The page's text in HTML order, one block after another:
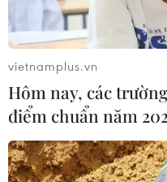
vietnamplus.vn
Hôm nay, các
điểm chuẩn năm